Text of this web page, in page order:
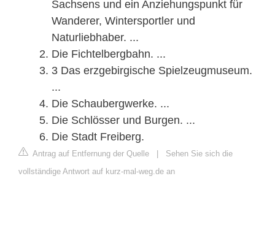
Sachsens und ein Anziehungspunkt für
Wanderer, Wintersportler und
Naturliebhaber. ...
Die Fichtelbergbahn. ...
3 Das erzgebirgische Spielzeugmuseum.
...
Die Schaubergwerke. ...
Die Schlösser und Burgen. ...
Die Stadt Freiberg.
Antrag auf Entfernung der Quelle | Sehen Sie sich die
vollständige Antwort auf kurz-mal-weg.de an